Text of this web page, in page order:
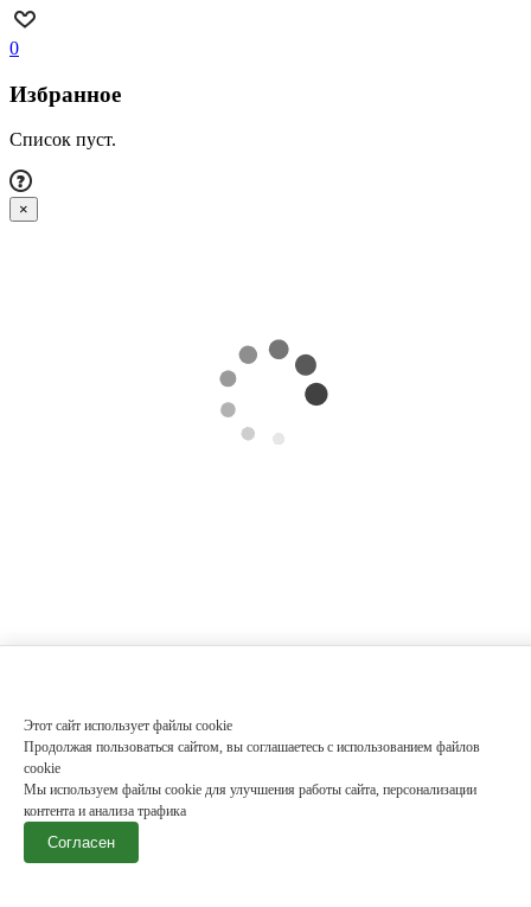
Этот сайт использует файлы cookie
Продолжая пользоваться сайтом, вы соглашаетесь с использованием файлов
cookie
Мы используем файлы cookie для улучшения работы сайта, персонализации
контента и анализа трафика
Согласен
0
Избранное
Список пуст.
×